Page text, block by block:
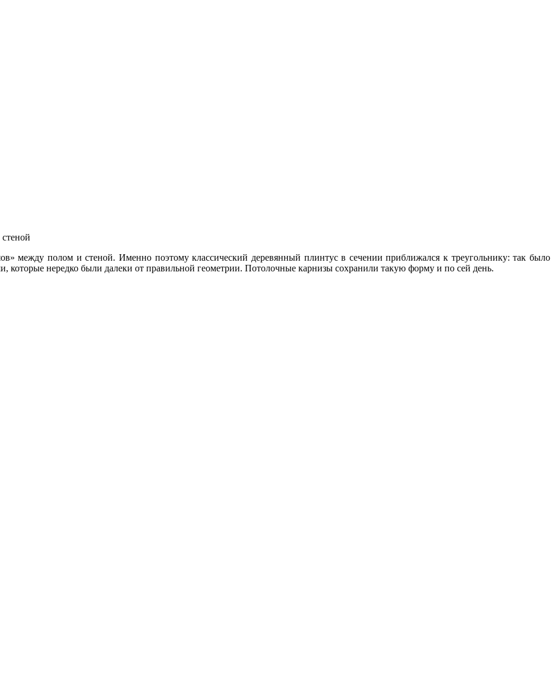
между полом и стеной. Именно поэтому классический деревянный плинтус в сечении приближался к треугольнику: так было
которые нередко были далеки от правильной геометрии. Потолочные карнизы сохранили такую форму и по сей день.